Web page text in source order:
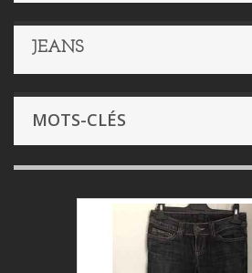
JEANS
MOTS-CLÉS